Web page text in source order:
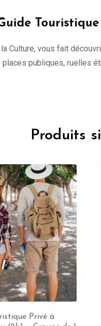
Culture, vous fait
publiques, ruelles
Produits
Privé à